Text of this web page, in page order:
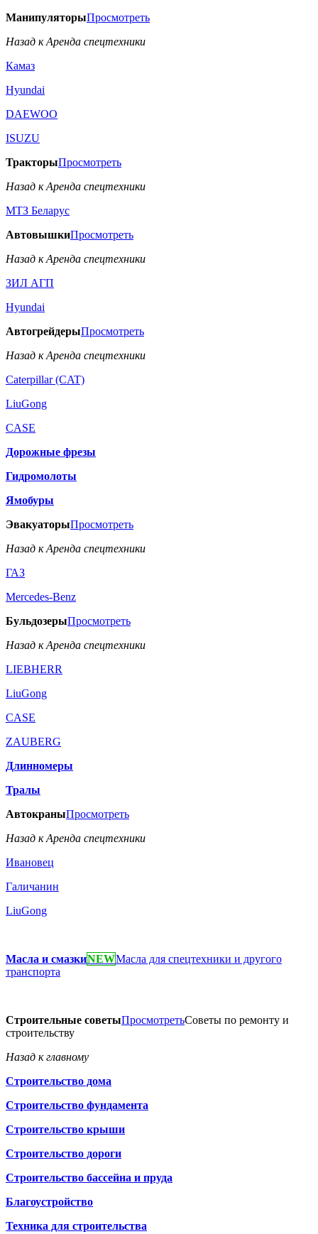
МанипуляторыПросмотреть
Назад к Аренда спецтехники
Камаз
Hyundai
DAEWOO
ISUZU
ТракторыПросмотреть
Назад к Аренда спецтехники
МТЗ Беларус
АвтовышкиПросмотреть
Назад к Аренда спецтехники
ЗИЛ АГП
Hyundai
АвтогрейдерыПросмотреть
Назад к Аренда спецтехники
Caterpillar (CAT)
LiuGong
CASE
Дорожные фрезы
Гидромолоты
Ямобуры
ЭвакуаторыПросмотреть
Назад к Аренда спецтехники
ГАЗ
Mercedes-Benz
БульдозерыПросмотреть
Назад к Аренда спецтехники
LIEBHERR
LiuGong
CASE
ZAUBERG
Длинномеры
Тралы
АвтокраныПросмотреть
Назад к Аренда спецтехники
Ивановец
Галичанин
LiuGong
Масла и смазкиNEWМасла для спецтехники и другого
транспорта
Строительные советыПросмотретьСоветы по ремонту и
строительству
Назад к главному
Строительство дома
Строительство фундамента
Строительство крыши
Строительство дороги
Строительство бассейна и пруда
Благоустройство
Техника для строительства